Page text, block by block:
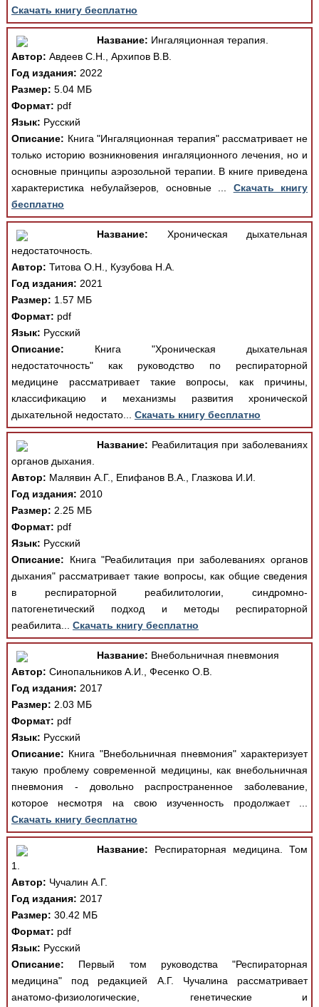
Скачать книгу бесплатно
Название: Ингаляционная терапия.
Автор: Авдеев С.Н., Архипов В.В.
Год издания: 2022
Размер: 5.04 МБ
Формат: pdf
Язык: Русский
Описание: Книга "Ингаляционная терапия" рассматривает не
только историю возникновения ингаляционного лечения, но и
основные принципы аэрозольной терапии. В книге приведена
характеристика небулайзеров, основные ... Скачать книгу
бесплатно
Название: Хроническая дыхательная
недостаточность.
Автор: Титова О.Н., Кузубова Н.А.
Год издания: 2021
Размер: 1.57 МБ
Формат: pdf
Язык: Русский
Описание: Книга "Хроническая дыхательная
недостаточность" как руководство по респираторной
медицине рассматривает такие вопросы, как причины,
классификацию и механизмы развития хронической
дыхательной недостато... Скачать книгу бесплатно
Название: Реабилитация при заболеваниях
органов дыхания.
Автор: Малявин А.Г., Епифанов В.А., Глазкова И.И.
Год издания: 2010
Размер: 2.25 МБ
Формат: pdf
Язык: Русский
Описание: Книга "Реабилитация при заболеваниях органов
дыхания" рассматривает такие вопросы, как общие сведения
в респираторной реабилитологии, синдромно-
патогенетический подход и методы респираторной
реабилита... Скачать книгу бесплатно
Название: Внебольничная пневмония
Автор: Синопальников А.И., Фесенко О.В.
Год издания: 2017
Размер: 2.03 МБ
Формат: pdf
Язык: Русский
Описание: Книга "Внебольничная пневмония" характеризует
такую проблему современной медицины, как внебольничная
пневмония - довольно распространенное заболевание,
которое несмотря на свою изученность продолжает ...
Скачать книгу бесплатно
Название: Респираторная медицина. Том
1.
Автор: Чучалин А.Г.
Год издания: 2017
Размер: 30.42 МБ
Формат: pdf
Язык: Русский
Описание: Первый том руководства "Респираторная
медицина" под редакцией А.Г. Чучалина рассматривает
анатомо-физиологические, генетические и